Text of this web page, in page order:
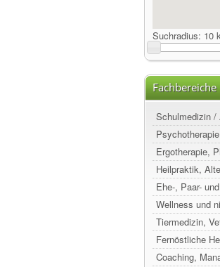
Suchradius: 10
Schulmedizin /
Ergotherapie,
Heilpraktik,
Ehe-, Paar-
Wellness und
Tiermedizin,
Fernöstliche
Coaching,